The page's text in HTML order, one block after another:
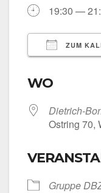
19:30 —
ZUM
WO
Dietrich-
Ost­ring 70,
Grup­pe